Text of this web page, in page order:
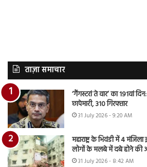
ताज़ा समाचार
‘गैंगस्टरां ते वार’ का 191वां
छापेमारी, 310 गिरफ्तार
31 July 2026 - 9:20 AM
महाराष्ट्र के भिवंडी में 4
लोगों के मलबे में दबे होने
31 July 2026 - 8:42 AM